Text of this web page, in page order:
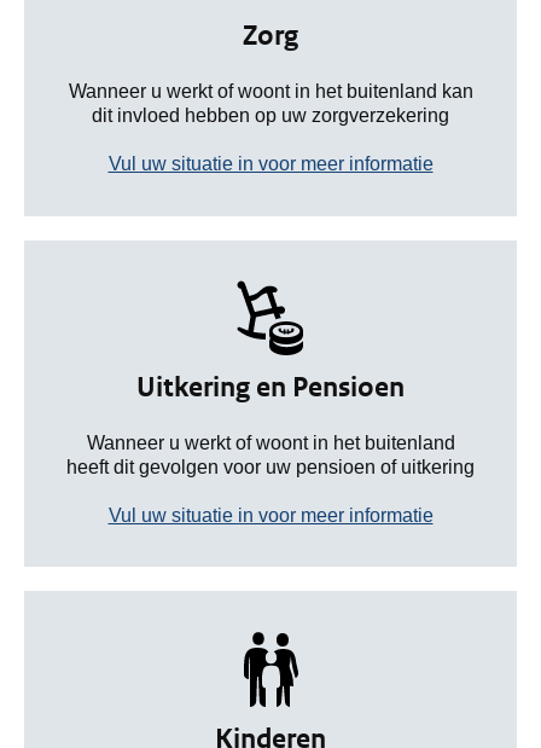
Zorg
Wanneer u werkt of woont in het buitenland kan
dit invloed hebben op uw zorgverzekering
Vul uw situatie in voor meer informatie
Uitkering en Pensioen
Wanneer u werkt of woont in het buitenland
heeft dit gevolgen voor uw pensioen of uitkering
Vul uw situatie in voor meer informatie
Kinderen